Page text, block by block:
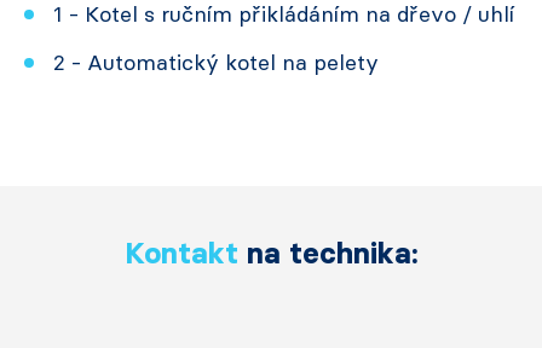
1 - Kotel s ručním přikládáním na dřevo / uhlí
2 - Automatický kotel na pelety
Kontakt na technika: